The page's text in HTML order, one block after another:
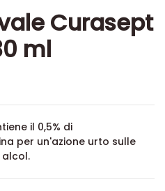
Curasept
ml
il 0,5% di
per un'azione urto sulle
alcol.